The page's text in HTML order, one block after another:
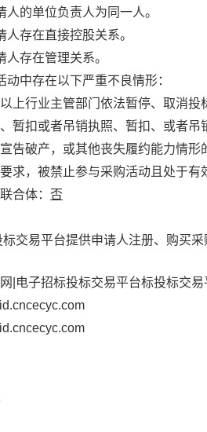
人的单位负责人为同一人。
人存在直接控股关系。
人存在管理关系。
动中存在以下严重不良情形：
上行业主管部门依法暂停、取消投
暂扣或者吊销执照、暂扣、或者吊
告破产，或其他丧失履约能力情形
求，被禁止参与采购活动且处于有
合体： 否
交易平台提供申请人注册、购买
|电子招标投标交易平台标投标交